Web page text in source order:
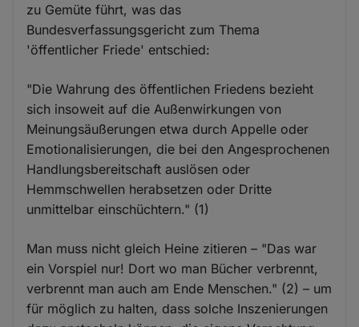
zu Gemüte führt, was das
Bundesverfassungsgericht zum Thema
'öffentlicher Friede' entschied:
"Die Wahrung des öffentlichen Friedens bezieht
sich insoweit auf die Außenwirkungen von
Meinungsäußerungen etwa durch Appelle oder
Emotionalisierungen, die bei den Angesprochenen
Handlungsbereitschaft auslösen oder
Hemmschwellen herabsetzen oder Dritte
unmittelbar einschüchtern." (1)
Man muss nicht gleich Heine zitieren – "Das war
ein Vorspiel nur! Dort wo man Bücher verbrennt,
verbrennt man auch am Ende Menschen." (2) – um
für möglich zu halten, dass solche Inszenierungen